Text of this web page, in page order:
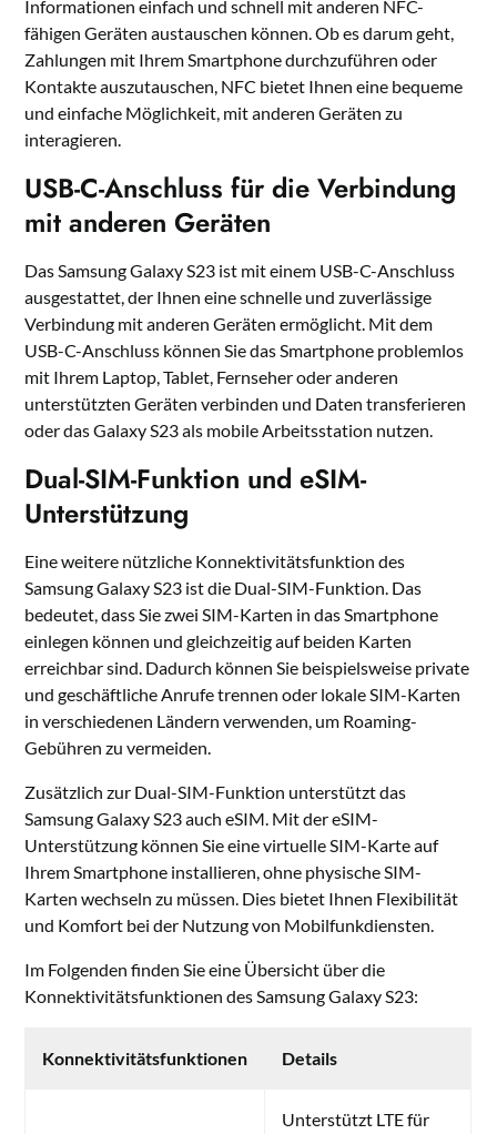
Informationen einfach und schnell mit anderen NFC-
fähigen Geräten austauschen können. Ob es darum geht,
Zahlungen mit Ihrem Smartphone durchzuführen oder
Kontakte auszutauschen, NFC bietet Ihnen eine bequeme
und einfache Möglichkeit, mit anderen Geräten zu
interagieren.
USB-C-Anschluss für die Verbindung
mit anderen Geräten
Das Samsung Galaxy S23 ist mit einem USB-C-Anschluss
ausgestattet, der Ihnen eine schnelle und zuverlässige
Verbindung mit anderen Geräten ermöglicht. Mit dem
USB-C-Anschluss können Sie das Smartphone problemlos
mit Ihrem Laptop, Tablet, Fernseher oder anderen
unterstützten Geräten verbinden und Daten transferieren
oder das Galaxy S23 als mobile Arbeitsstation nutzen.
Dual-SIM-Funktion und eSIM-
Unterstützung
Eine weitere nützliche Konnektivitätsfunktion des
Samsung Galaxy S23 ist die Dual-SIM-Funktion. Das
bedeutet, dass Sie zwei SIM-Karten in das Smartphone
einlegen können und gleichzeitig auf beiden Karten
erreichbar sind. Dadurch können Sie beispielsweise private
und geschäftliche Anrufe trennen oder lokale SIM-Karten
in verschiedenen Ländern verwenden, um Roaming-
Gebühren zu vermeiden.
Zusätzlich zur Dual-SIM-Funktion unterstützt das
Samsung Galaxy S23 auch eSIM. Mit der eSIM-
Unterstützung können Sie eine virtuelle SIM-Karte auf
Ihrem Smartphone installieren, ohne physische SIM-
Karten wechseln zu müssen. Dies bietet Ihnen Flexibilität
und Komfort bei der Nutzung von Mobilfunkdiensten.
Im Folgenden finden Sie eine Übersicht über die
Konnektivitätsfunktionen des Samsung Galaxy S23:
Konnektivitätsfunktionen Details
Unterstützt LTE für